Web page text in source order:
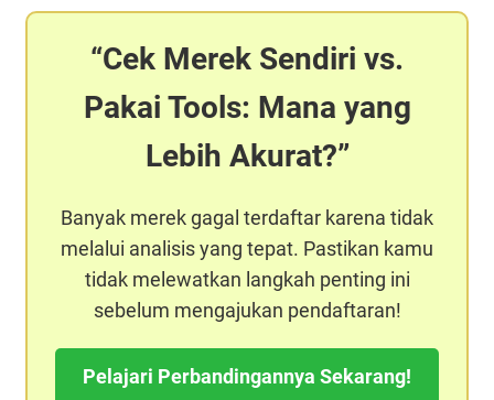
Cek Merek Sendiri vs.
Pakai Tools: Mana yang
Lebih Akurat?
Banyak merek gagal terdaftar karena tidak
melalui analisis yang tepat. Pastikan kamu
tidak melewatkan langkah penting ini
sebelum mengajukan pendaftaran!
Pelajari Perbandingannya Sekarang!